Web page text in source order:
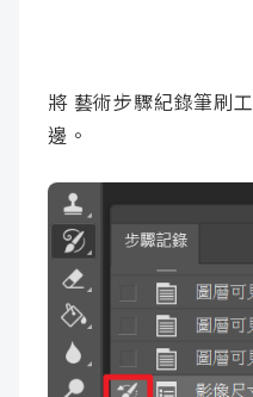
將 藝術步驟紀錄筆刷
邊。